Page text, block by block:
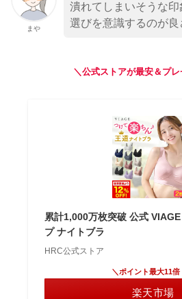
まや
潰れてしまいそうな
選びを意識するのが良
＼公式ストアが最安＆プ
累計1,000万枚突破 公式
プ ナイトブラ
HRC公式ストア
＼ポイント最大11倍
楽天市場